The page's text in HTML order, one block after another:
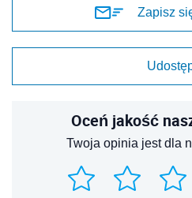
Zapisz
Oceń jakość
Twoja opinia jest dla